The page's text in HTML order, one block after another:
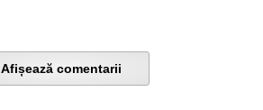
Afișează comentarii